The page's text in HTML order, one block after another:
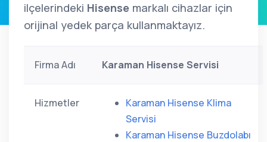
ilçelerindeki Hisense markalı cihazlar için
orijinal yedek parça kullanmaktayız.
Firma Adı Karaman Hisense Servisi
Hizmetler
Karaman Hisense Klima
Servisi
Karaman Hisense Buzdolabı